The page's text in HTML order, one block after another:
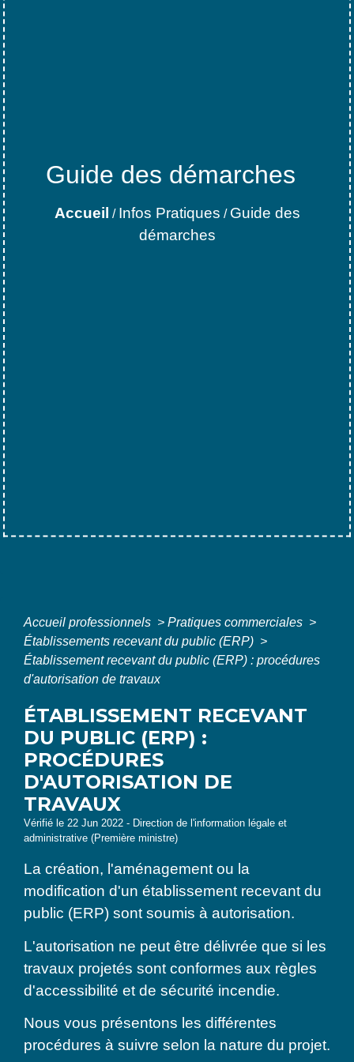
Guide des démarches
Accueil / Infos Pratiques / Guide des
démarches
Accueil professionnels > Pratiques commerciales >
Établissements recevant du public (ERP) >
Établissement recevant du public (ERP) : procédures
d'autorisation de travaux
ÉTABLISSEMENT RECEVANT
DU PUBLIC (ERP) :
PROCÉDURES
D'AUTORISATION DE
TRAVAUX
Vérifié le 22 Jun 2022 - Direction de l'information légale et
administrative (Première ministre)
La création, l'aménagement ou la
modification d'un établissement recevant du
public (ERP) sont soumis à autorisation.
L'autorisation ne peut être délivrée que si les
travaux projetés sont conformes aux règles
d'accessibilité et de sécurité incendie.
Nous vous présentons les différentes
procédures à suivre selon la nature du projet.